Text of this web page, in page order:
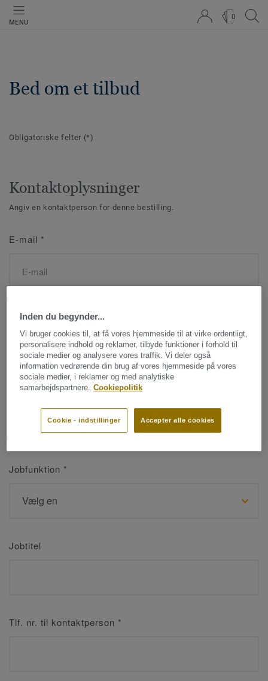
MENU
0
Bed om et tilbud
Obligatoriske felter (*)
Kontaktoplysninger
Angiv en kontaktperson for denne bestilling.
E-mail *
Navn*
Efternavn*
Jobfunktion *
Jobtitel
Tlf. nr. til kontaktperson *
Inden du begynder...
Vi bruger cookies til, at få vores hjemmeside til at virke ordentligt,
personalisere indhold og reklamer, tilbyde funktioner i forhold til
sociale medier og analysere vores traffik. Vi deler også
information vedrørende din brug af vores hjemmeside på vores
sociale medier, i reklamer og med analytiske
samarbejdspartnere. Cookiepolitik
Accepter alle cookies
Cookie - indstillinger